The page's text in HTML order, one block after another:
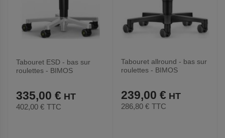
Tabouret ESD - bas sur
roulettes - BIMOS
335,00 €
402,00 € TTC
Tabouret allround - bas sur
roulettes - BIMOS
239,00 €
286,80 € TTC